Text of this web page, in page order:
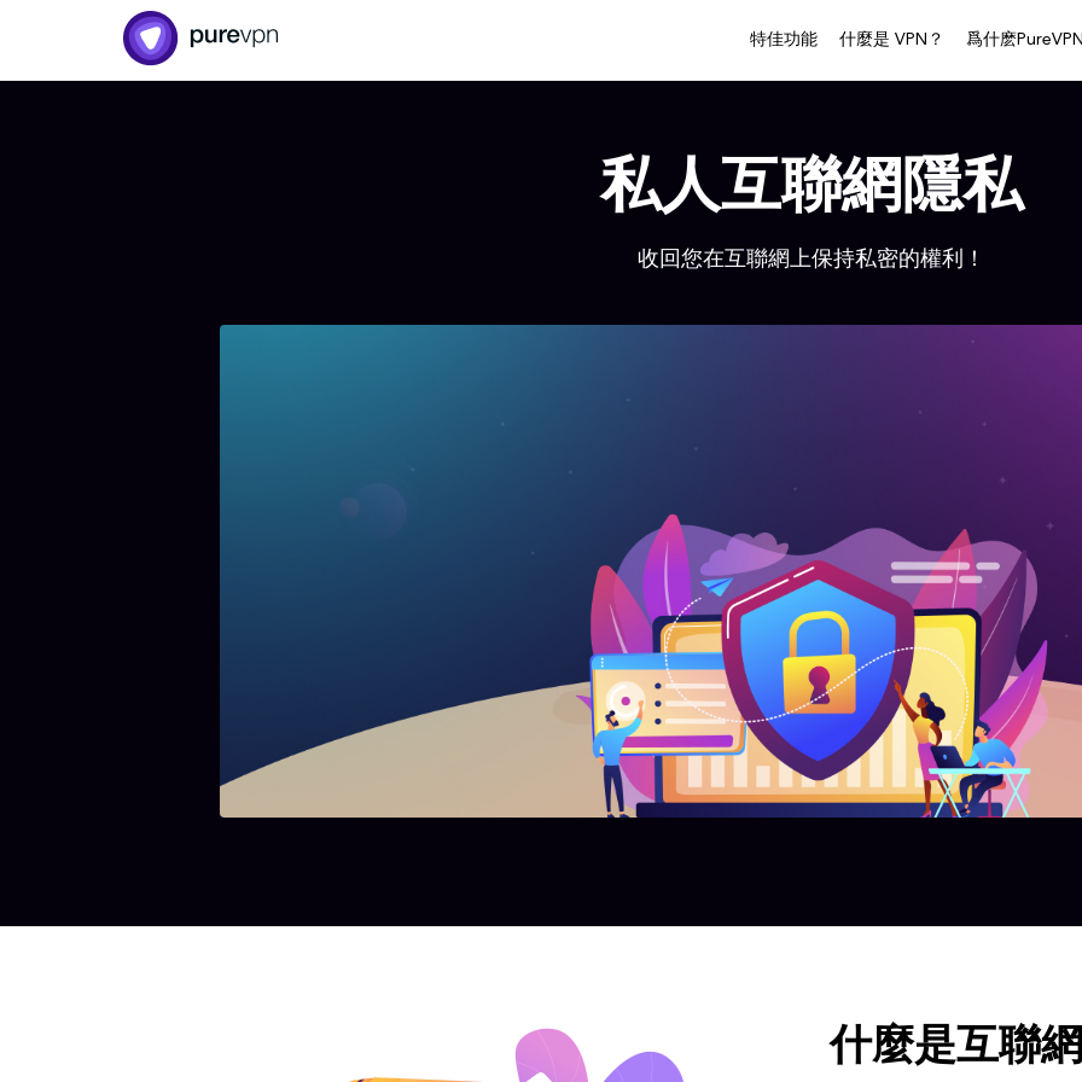
特佳功能 什麼是 VPN？ 爲什麽
私人互聯網隱私
收回您在互聯網上保持私密的權利！
什麼是互聯